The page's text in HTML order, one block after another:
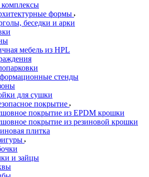
формы
беседки и арки
мебель из HPL
стенды
для сушки
покрытие
покрытие из EPDM крошки
покрытие из резиновой крошки
плитка
и зайцы